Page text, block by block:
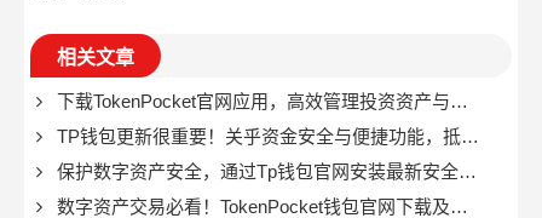
相关文章
下载TokenPocket官网应用，高效管理投资资产与交易
TP钱包更新很重要！关乎资金安全与便捷功能，抵御黑客攻击
保护数字资产安全，通过Tp钱包官网安装最新安全补丁的详细步骤
数字资产交易必看！TokenPocket钱包官网下载及信息获取方法